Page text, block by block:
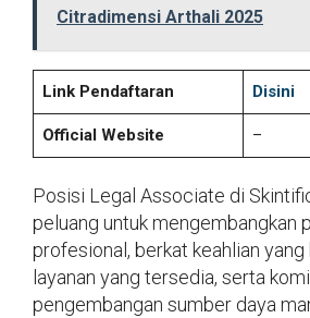
Citradimensi Arthali 2025
Link Pendaftaran Disini
Official Website –
Posisi Legal Associate di
peluang untuk mengembangkan
profesional, berkat keahlian yang
layanan yang tersedia, serta
pengembangan sumber daya